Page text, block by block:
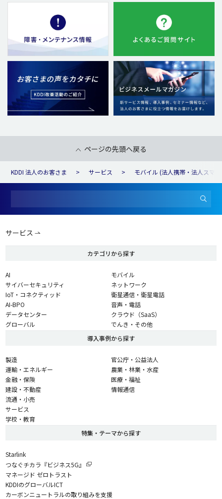
ページの先頭へ戻る
KDDI 法人のお客さま サービス モバイル (法人携帯・法人スマ
サービス
カテゴリから探す
AI
サイバーセキュリティ
IoT・コネクティッド
AI-BPO
データセンター
グローバル
モバイル
ネットワーク
衛星通信・衛星電話
音声・電話
クラウド（SaaS）
でんき・その他
導入事例から探す
製造
運輸・エネルギー
金融・保険
建設・不動産
流通・小売
サービス
学校・教育
官公庁・公益法人
農業・林業・水産
医療・福祉
情報通信
特集・テーマから探す
Starlink
つなぐチカラ『ビジネス5G』
マネージド ゼロトラスト
KDDIのグローバルICT
カーボンニュートラルの取り組みを支援